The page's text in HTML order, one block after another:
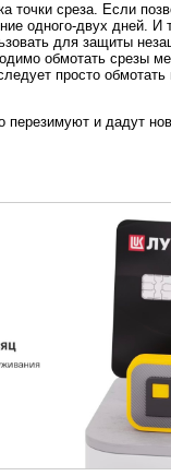
точки среза. Если
одного-двух дней. И
для защиты
обмотать срезы
просто обмотать
перезимуют и дадут